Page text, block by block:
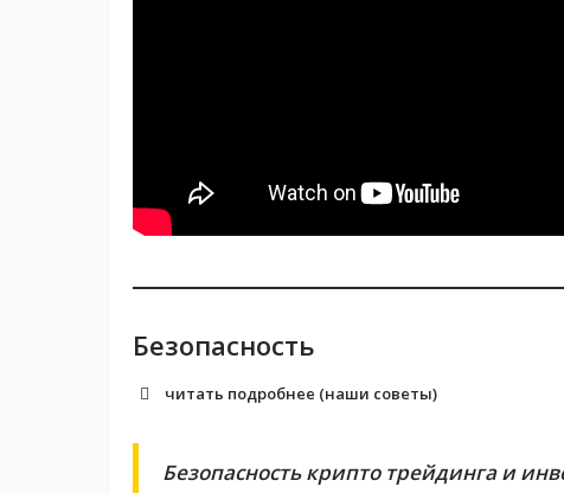
Безопасность
читать подробнее (наши советы)
Безопасность крипто трейдинга и